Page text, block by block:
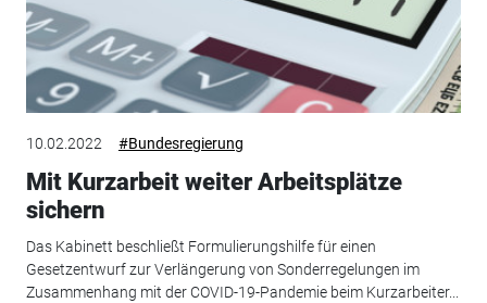
10.02.2022 #Bundesregierung
Mit Kurzarbeit weiter Arbeitsplätze
sichern
Das Kabinett beschließt Formulierungshilfe für einen
Gesetzentwurf zur Verlängerung von Sonderregelungen im
Zusammenhang mit der COVID-19-Pandemie beim Kurzarbeiter...